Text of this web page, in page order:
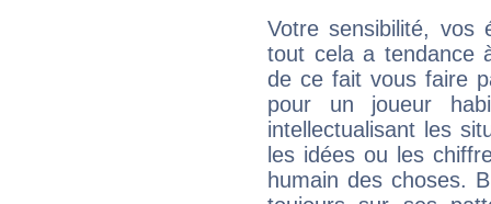
Votre sensibilité,
tout cela a tendance
de ce fait vous faire
pour un joueur
intellectualisant les
les idées ou les
humain des choses.